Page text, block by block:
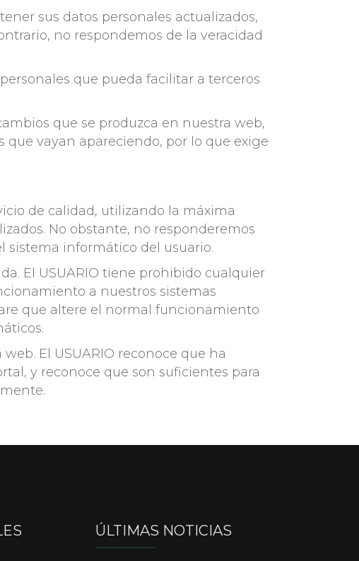
sus datos personales actualizados,
no respondemos de la veracidad
que pueda facilitar a terceros
que se produzca en nuestra web,
vayan apareciendo, por lo que exige
de calidad, utilizando la máxima
No obstante, no responderemos
sistema informático del usuario.
El USUARIO tiene prohibido cualquier
a nuestros sistemas
que altere el normal funcionamiento
El USUARIO reconoce que ha
y reconoce que son suficientes para
ÚLTIMAS NOTICIAS